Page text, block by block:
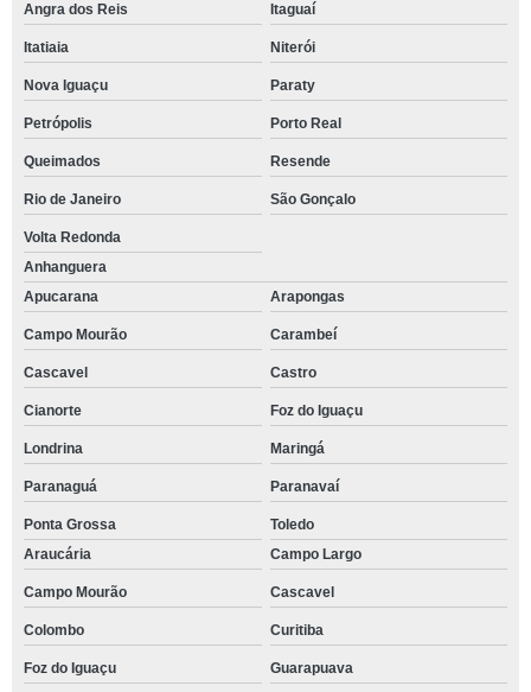
Angra dos Reis
Itaguaí
Itatiaia Niterói
Nova Iguaçu Paraty
Petrópolis Porto Real
Queimados Resende
Rio de Janeiro São Gonçalo
Volta Redonda
Anhanguera
Apucarana
Arapongas
Campo Mourão Carambeí
Cascavel Castro
Cianorte Foz do Iguaçu
Londrina Maringá
Paranaguá Paranavaí
Ponta Grossa
Toledo
Araucária
Campo Largo
Campo Mourão Cascavel
Colombo Curitiba
Foz do Iguaçu Guarapuava